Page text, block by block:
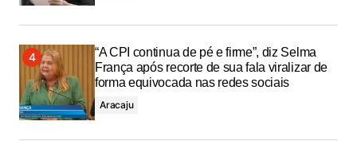
“A CPI continua de pé e firme”, diz Selma
França após recorte de sua fala viralizar de
forma equivocada nas redes sociais
Aracaju